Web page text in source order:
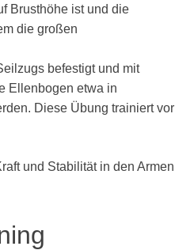
Brusthöhe ist und die
die großen
befestigt und mit
Ellenbogen etwa in
Diese Übung trainiert vor
und Stabilität in den Armen